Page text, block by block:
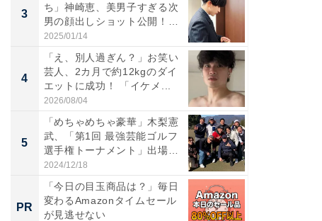
3
ち」神崎恵、美男子すぎる次
男の顔出しショット公開！
「め...
2025/01/14
4
「え、別人過ぎん？」お笑い
芸人、2カ月で約12kgのダイ
エットに成功！ 「イケメ...
2026/08/04
5
「めちゃめちゃ豪華」木梨憲
武、「第1回 最強芸能ゴルフ
選手権トーナメント」出場
メ...
2024/12/18
PR
「今日の目玉商品は？」毎日
変わるAmazonタイムセール
が見逃せない